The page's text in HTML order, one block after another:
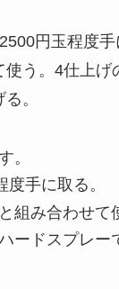
円玉程度
使う。4仕上
。
。
手に取る。
組み合わせて
ードスプレー